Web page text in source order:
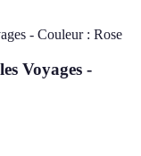
Voyages -